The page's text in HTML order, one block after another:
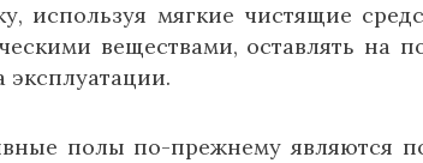
используя мягкие чистящие
веществами, оставлять на
эксплуатации.
полы по-прежнему являются